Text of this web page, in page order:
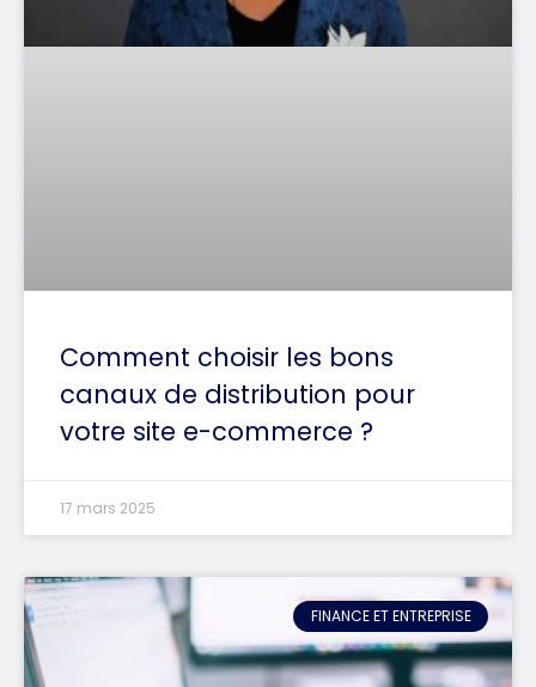
Comment choisir les bons
canaux de distribution pour
votre site e-commerce ?
17 mars 2025
FINANCE ET ENTREPRISE